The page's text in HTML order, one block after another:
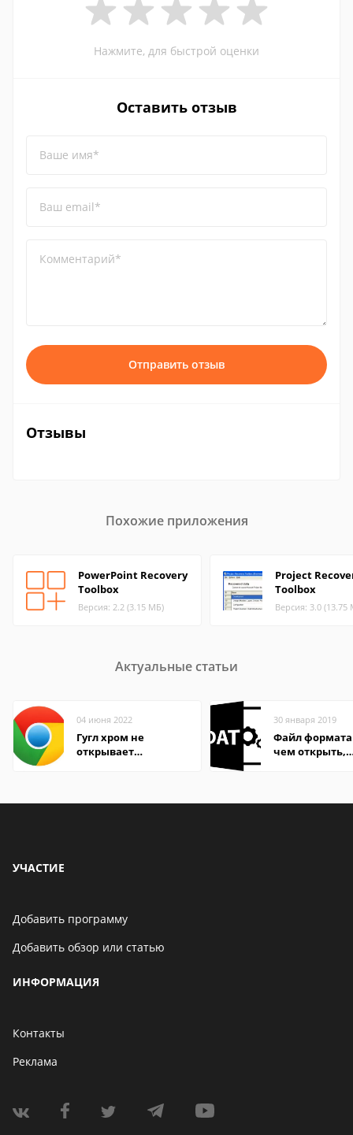
Нажмите, для быстрой оценки
Оставить отзыв
Ваше имя*
Ваш email*
Комментарий*
Отправить отзыв
Отзывы
Похожие приложения
PowerPoint Recovery
Toolbox
Версия: 2.2 (3.15 МБ)
Project
Toolbox
Версия: 3.0 (13.75
Актуальные статьи
04 июня 2022
Гугл хром не
открывает
30 января 2019
Файл формата
чем открыть,
УЧАСТИЕ
Добавить программу
Добавить обзор или статью
ИНФОРМАЦИЯ
Контакты
Реклама